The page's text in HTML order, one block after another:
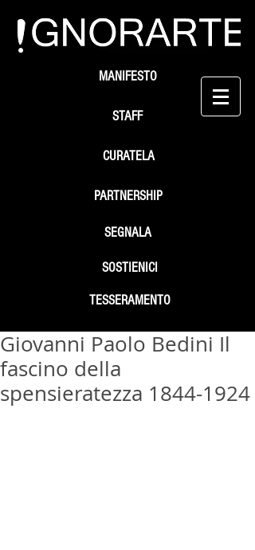
STAFF
SEGNALA
SOSTIENICI
MANIFESTO
PARTNERSHIP
TESSERAMENTO
CURATELA
Giovanni Paolo Bedini Il
fascino della
spensieratezza 1844-1924